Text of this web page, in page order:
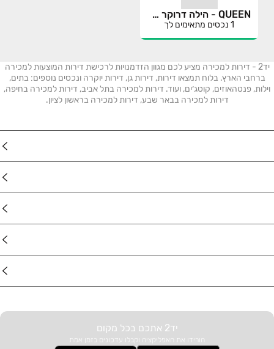
QUEEN - הילה דרוקר שמרית שלום.
1 נכסים מתאימים לך
יד2 - דירות למכירה מציע לכם מגוון הזדמנויות לרכישת דירות המוצעות למכירה
ברחבי הארץ. בלוח תמצאו דירות, דירות גן, דירות יוקרה ונכסים נוספים: בתים,
וילות, פנטהאוזים, קוטג׳ים, ועוד. דירות למכירה בתל אביב, דירות למכירה בחיפה,
דירות למכירה בבאר שבע, דירות למכירה בראשון לציון.
יד2 אתכם בכל מקום
הורידו את האפליקציה וקבלו עדכונים בזמן אמת